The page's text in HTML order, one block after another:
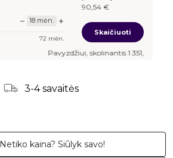
− 18 mėn. +
72 mėn.
90,54 €
Skaičiuoti
Pavyzdžiui, skolinantis1 351,00€, kai
3-4 savaitės
Netiko kaina? Siūlyk savo!